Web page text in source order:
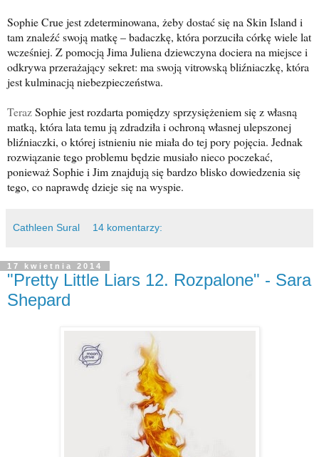
Sophie Crue jest zdeterminowana, żeby dostać się na Skin Island i
tam znaleźć swoją matkę – badaczkę, która porzuciła córkę wiele lat
wcześniej. Z pomocją Jima Juliena dziewczyna dociera na miejsce i
odkrywa przerażający sekret: ma swoją vitrowską bliźniaczkę, która
jest kulminacją niebezpieczeństwa.
TerazSophie jest rozdarta pomiędzy sprzysiężeniem się z własną
matką, która lata temu ją zdradziła i ochroną własnej ulepszonej
bliźniaczki, o której istnieniu nie miała do tej pory pojęcia. Jednak
rozwiązanie tego problemu będzie musiało nieco poczekać,
ponieważ Sophie i Jim znajdują się bardzo blisko dowiedzenia się
tego, co naprawdę dzieje się na wyspie.
Cathleen Sural 14 komentarzy:
17 kwietnia 2014
"Pretty Little Liars 12. Rozpalone" - Sara
Shepard